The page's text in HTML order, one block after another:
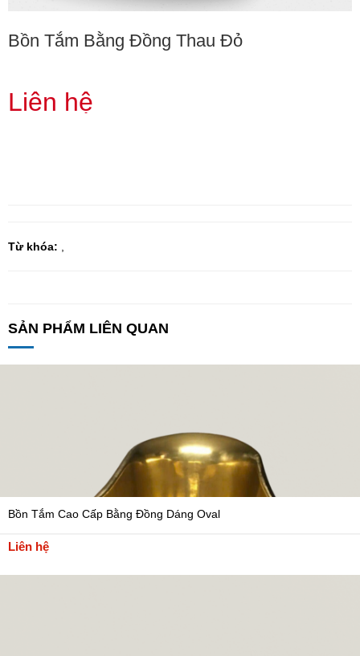
Bồn Tắm Bằng Đồng Thau Đỏ
Liên hệ
Từ khóa:
SẢN PHẨM LIÊN QUAN
Bồn Tắm Cao Cấp Bằng Đồng Dáng Oval
Liên hệ